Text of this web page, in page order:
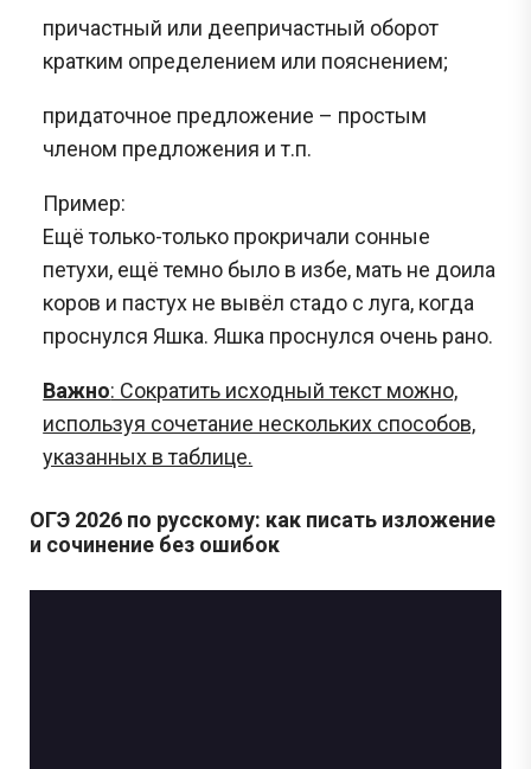
причастный или деепричастный оборот
кратким определением или пояснением;
придаточное предложение – простым
членом предложения и т.п.
Пример:
Ещё только-только прокричали сонные
петухи, ещё темно было в избе, мать не доила
коров и пастух не вывёл стадо с луга, когда
проснулся Яшка. Яшка проснулся очень рано.
Важно: Сократить исходный текст можно,
используя сочетание нескольких способов,
указанных в таблице.
ОГЭ 2026 по русскому: как писать изложение
и сочинение без ошибок